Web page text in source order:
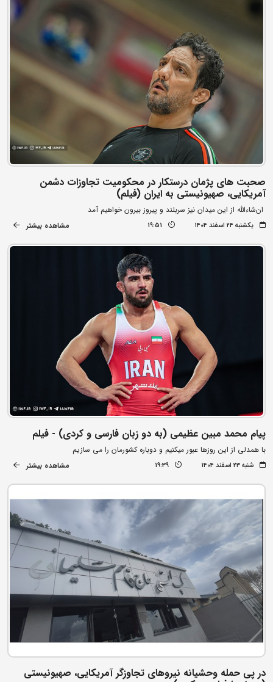
صحبت های پژمان درستکار در محکومیت تجاوزات دشمن
آمریکایی، صهیونیستی به ایران (فیلم)
ان‌شاءالله از این میدان نیز سربلند و پیروز بیرون خواهیم آمد
یکشنبه ۲۴ اسفند ۱۴۰۴ 19:51 مشاهده بیشتر
پیام محمد مبین عظیمی (به دو زبان فارسی و کردی) - فیلم
با همدلی از این روزها عبور میکنیم و دوباره کشورمان را می سازیم
شنبه ۲۳ اسفند ۱۴۰۴ 19:39 مشاهده بیشتر
در پی حمله وحشیانه نیروهای تجاوزگر آمریکایی، صهیونیستی